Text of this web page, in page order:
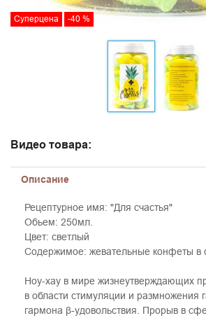
Суперцена -40 %
Видео товара:
Описание
Рецептурное имя: "Для счастья"
Обьем: 250мл.
Цвет: светлый
Содержимое: жевательные конфеты в
Ноу-хау в мире жизнеутверждающих
в области стимуляции и размножения
гармона β-удовольствия. Прорыв в